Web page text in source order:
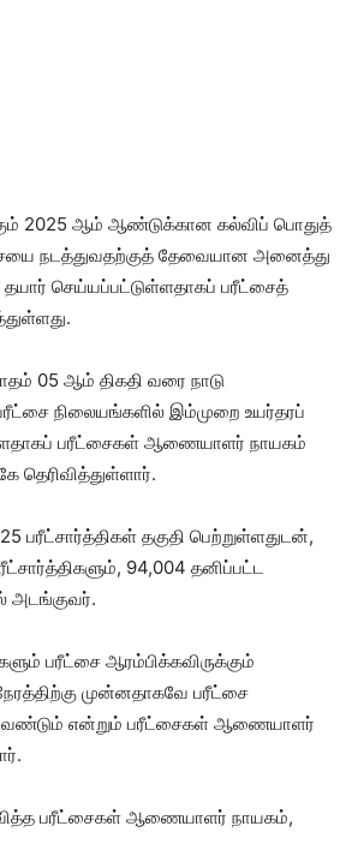
2025 ஆம் ஆண்டுக்கான கல்விப் பொதுத்
நடத்துவதற்குத் தேவையான அனைத்து
தயார் செய்யப்பட்டுள்ளதாகப் பரீட்சைத்
05 ஆம் திகதி வரை நாடு
நிலையங்களில் இம்முறை உயர்தரப்
பரீட்சைகள் ஆணையாளர் நாயகம்
தெரிவித்துள்ளார்.
பரீட்சார்த்திகள் தகுதி பெற்றுள்ளதுடன்,
94,004 தனிப்பட்ட
அடங்குவர்.
பரீட்சை ஆரம்பிக்கவிருக்கும்
முன்னதாகவே பரீட்சை
என்றும் பரீட்சைகள் ஆணையாளர்
பரீட்சைகள் ஆணையாளர் நாயகம்,